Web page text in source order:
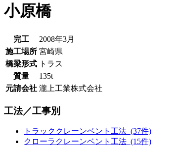
小原橋
完工
2008年3月
施工場所 宮崎県
橋梁形式 トラス
質量
135t
元請会社 瀧上工業株式会社
工法／工事別
トラッククレーンベント工法 (37件)
クローラクレーンベント工法 (15件)